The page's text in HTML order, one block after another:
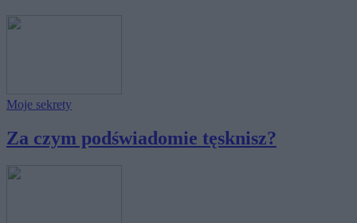
Moje sekrety
Za czym podświadomie tęsknisz?